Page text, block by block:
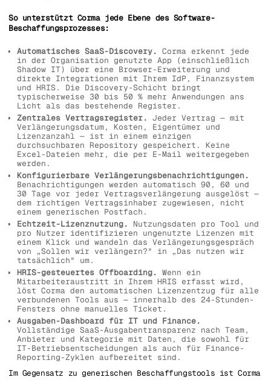
So unterstützt Corma jede Ebene des Software-
Beschaffungsprozesses:
Automatisches SaaS-Discovery. Corma erkennt jede
in der Organisation genutzte App (einschließlich
Shadow IT) über eine Browser-Erweiterung und
direkte Integrationen mit Ihrem IdP, Finanzsystem
und HRIS. Die Discovery-Schicht bringt
typischerweise 30 bis 50 % mehr Anwendungen ans
Licht als das bestehende Register.
Zentrales Vertragsregister. Jeder Vertrag — mit
Verlängerungsdatum, Kosten, Eigentümer und
Lizenzanzahl — ist in einem einzigen
durchsuchbaren Repository gespeichert. Keine
Excel-Dateien mehr, die per E-Mail weitergegeben
werden.
Konfigurierbare Verlängerungsbenachrichtigungen.
Benachrichtigungen werden automatisch 90, 60 und
30 Tage vor jeder Vertragsverlängerung ausgelöst —
dem richtigen Vertragsinhaber zugewiesen, nicht
einem generischen Postfach.
Echtzeit-Lizenznutzung. Nutzungsdaten pro Tool und
pro Nutzer identifizieren ungenutzte Lizenzen mit
einem Klick und wandeln das Verlängerungsgespräch
von „Sollen wir verlängern?" in „Das nutzen wir
tatsächlich" um.
HRIS-gesteuertes Offboarding. Wenn ein
Mitarbeiteraustritt in Ihrem HRIS erfasst wird,
löst Corma den automatischen Lizenzentzug für alle
verbundenen Tools aus — innerhalb des 24-Stunden-
Fensters ohne manuelles Ticket.
Ausgaben-Dashboard für IT und Finance.
Vollständige SaaS-Ausgabentransparenz nach Team,
Anbieter und Kategorie mit Daten, die sowohl für
IT-Betriebsentscheidungen als auch für Finance-
Reporting-Zyklen aufbereitet sind.
Im Gegensatz zu generischen Beschaffungstools ist Corma